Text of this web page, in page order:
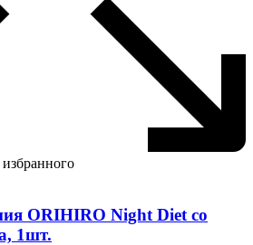
ORIHIRO Night Diet со
1шт.